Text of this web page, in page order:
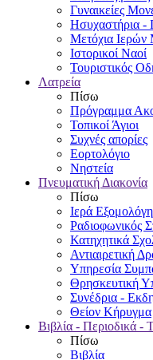
Γυναικείες
Ησυχαστήρια -
Μετόχια
Ιστορικοί Ναοί
Τουριστικός
Λατρεία
Πίσω
Πρόγραμμα
Τοπικοί Άγιοι
Συχνές απορίες
Εορτολόγιο
Νηστεία
Πνευματική Διακονία
Πίσω
Ιερά
Ραδιοφωνικός
Κατηχητικά
Αντιαιρετική
Υπηρεσία
Θρησκευτική
Συνέδρια -
Θείον Κήρυγμα
Βιβλία - Περιοδικά -
Πίσω
Βιβλία